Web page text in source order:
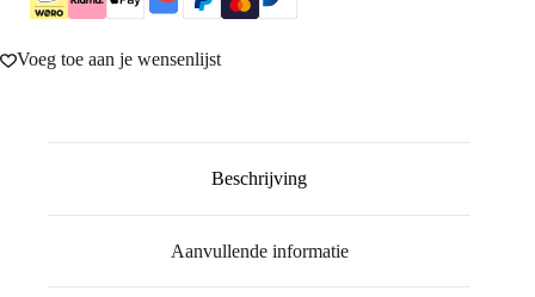
Voeg toe aan je wensenlijst
Beschrijving
Aanvullende informatie